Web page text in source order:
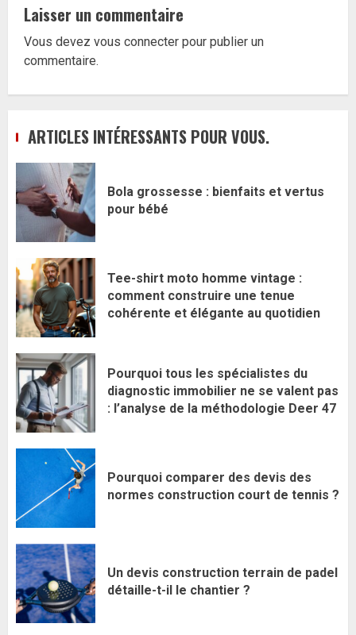
Laisser un commentaire
Vous devez vous connecter pour publier un
commentaire.
ARTICLES INTÉRESSANTS POUR VOUS.
Bola grossesse : bienfaits et vertus
pour bébé
Tee-shirt moto homme vintage :
comment construire une tenue
cohérente et élégante au quotidien
Pourquoi tous les spécialistes du
diagnostic immobilier ne se valent pas
: l’analyse de la méthodologie Deer 47
Pourquoi comparer des devis des
normes construction court de tennis ?
Un devis construction terrain de padel
détaille-t-il le chantier ?